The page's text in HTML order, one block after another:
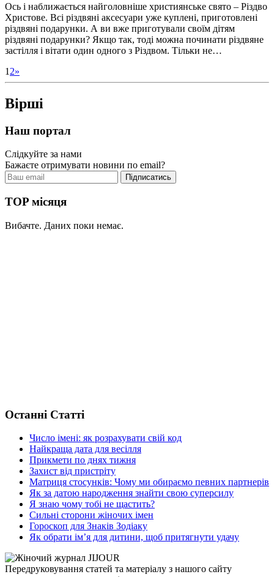
Ось і наближається найголовніше християнське свято – Різдво
Христове. Всі різдвяні аксесуари уже куплені, приготовлені
різдвяні подарунки. А ви вже приготували своїм дітям
різдвяні подарунки? Якщо так, тоді можна починати різдвяне
застілля і вітати один одного з Різдвом. Тільки не…
1 2»
Вірші
Наш портал
Слідкуйте за нами
Бажаєте отримувати новини по email?
TOP місяця
Вибачте. Даних поки немає.
Останні Статті
Число імені: як розрахувати свій код
Найкраща дата для весілля
Прикмети по днях тижня
Захист від пристріту
Матриця стосунків: Чому ми обираємо певних партнерів
Як за датою народження знайти свою суперсилу
Я знаю чому тобі не щастить?
Сильні сторони жіночих імен
Гороскоп для Знаків Зодіаку
Як обрати ім’я для дитини, щоб притягнути удачу
Передруковування статей та матеріалу з нашого сайту